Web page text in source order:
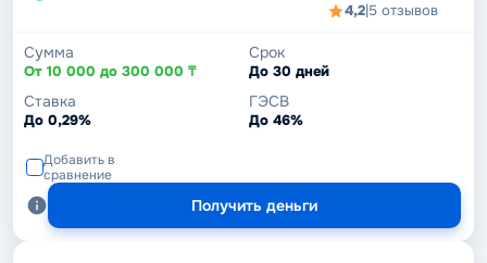
4,2|5 отзывов
Сумма
От 10 000 до 300 000 ₸
Срок
До 30 дней
Ставка
До 0,29%
ГЭСВ
До 46%
Добавить в
сравнение
Получить деньги